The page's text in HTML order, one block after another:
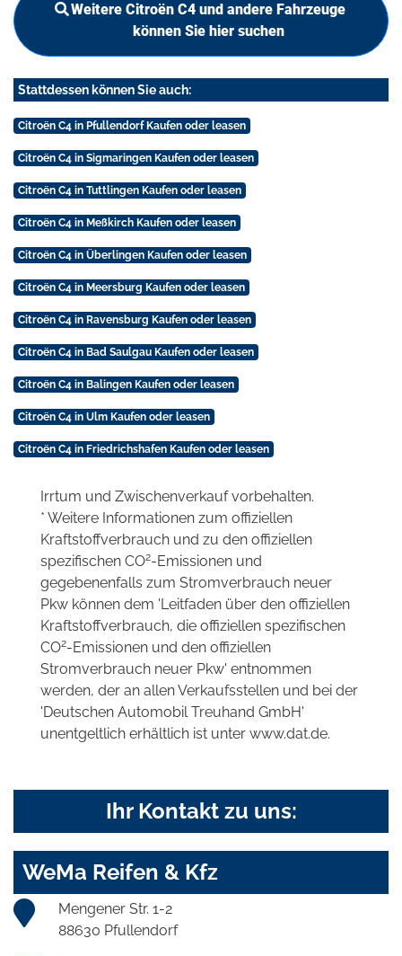
Weitere Citroën C4 und andere Fahrzeuge
können Sie hier suchen
Stattdessen können Sie auch:
Citroën C4 in Pfullendorf Kaufen oder leasen
Citroën C4 in Sigmaringen Kaufen oder leasen
Citroën C4 in Tuttlingen Kaufen oder leasen
Citroën C4 in Meßkirch Kaufen oder leasen
Citroën C4 in Überlingen Kaufen oder leasen
Citroën C4 in Meersburg Kaufen oder leasen
Citroën C4 in Ravensburg Kaufen oder leasen
Citroën C4 in Bad Saulgau Kaufen oder leasen
Citroën C4 in Balingen Kaufen oder leasen
Citroën C4 in Ulm Kaufen oder leasen
Citroën C4 in Friedrichshafen Kaufen oder leasen
Irrtum und Zwischenverkauf vorbehalten.
* Weitere Informationen zum offiziellen
Kraftstoffverbrauch und zu den offiziellen
spezifischen CO2-Emissionen und
gegebenenfalls zum Stromverbrauch neuer
Pkw können dem 'Leitfaden über den offiziellen
Kraftstoffverbrauch, die offiziellen spezifischen
CO2-Emissionen und den offiziellen
Stromverbrauch neuer Pkw' entnommen
werden, der an allen Verkaufsstellen und bei der
'Deutschen Automobil Treuhand GmbH'
unentgeltlich erhältlich ist unter www.dat.de.
Ihr Kontakt zu uns:
WeMa Reifen & Kfz
Mengener Str. 1-2
88630 Pfullendorf